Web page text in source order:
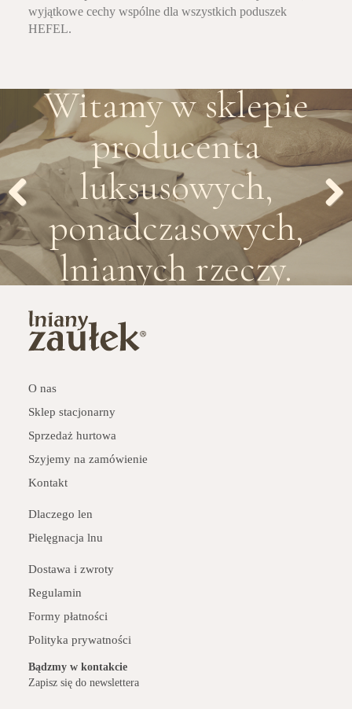
wyjątkowe cechy wspólne dla wszystkich poduszek
HEFEL.
Witamy w sklepie
producenta
luksusowych,
ponadczasowych,
lnianych rzeczy.
Previous Next
O nas
Sklep stacjonarny
Sprzedaż hurtowa
Szyjemy na zamówienie
Kontakt
Dlaczego len
Pielęgnacja lnu
Dostawa i zwroty
Regulamin
Formy płatności
Polityka prywatności
Bądzmy w kontakcie
Zapisz się do newslettera